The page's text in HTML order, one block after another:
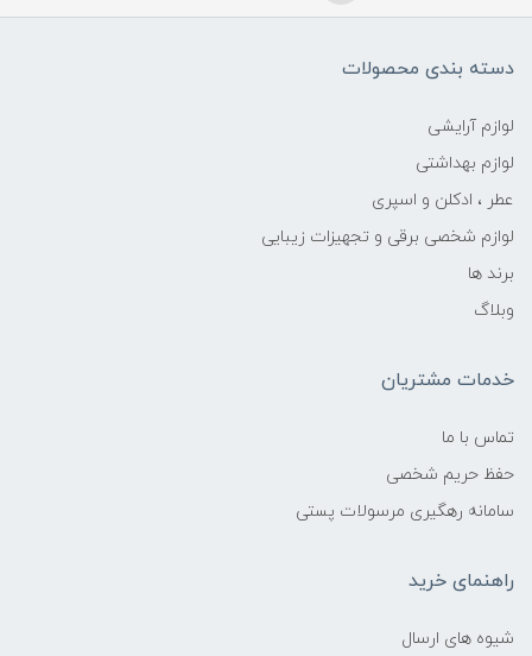
دسته بندی محصولات
لوازم آرایشی
لوازم بهداشتی
عطر ، ادکلن و اسپری
لوازم شخصی برقی و تجهیزات زیبایی
برند ها
وبلاگ
خدمات مشتریان
تماس با ما
حفظ حریم شخصی
سامانه رهگیری مرسولات پستی
راهنمای خرید
شیوه های ارسال